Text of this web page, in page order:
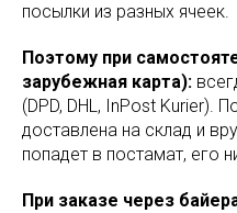
посылки из разных ячеек.
Поэтому при
зарубежная карта):
(DPD, DHL, InPost Kurier).
доставлена на склад и
попадет в постамат, его
При заказе через